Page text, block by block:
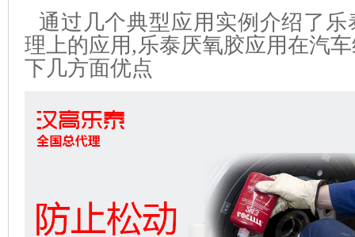
通过几个典型应用实例介绍了
理上的应用,乐泰厌氧胶应用在汽
下几方面优点